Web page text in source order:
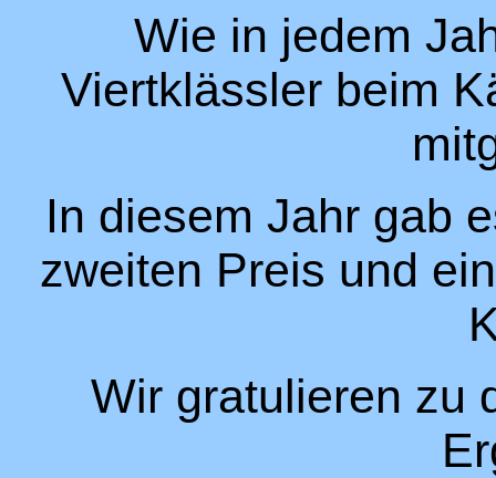
Wie in jedem
Viertklässler beim
In diesem Jahr gab
zweiten Preis und
Wir gratulieren zu